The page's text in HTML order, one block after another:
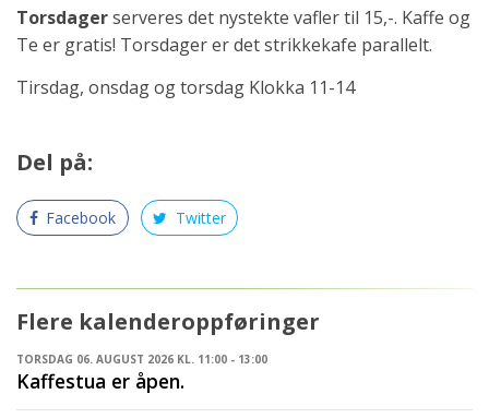
Torsdagerserveres det nystekte vafler til 15,-. Kaffe og
Te er gratis! Torsdager er det strikkekafe parallelt.
Tirsdag, onsdag og torsdag Klokka 11-14
Del på:
Facebook Twitter
Flere kalenderoppføringer
TORSDAG 06. AUGUST 2026 KL. 11:00 - 13:00
Kaffestua er åpen.